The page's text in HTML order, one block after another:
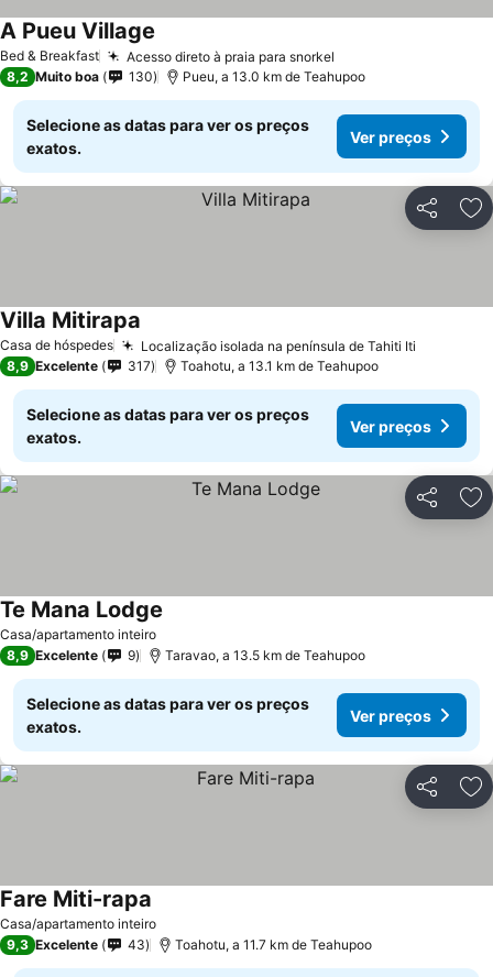
Bed & Breakfast Acesso direto à praia para snorkel
A Pueu Village
8,2 Muito boa 130 Pueu, a 13.0 km de Teahupoo
Selecione as datas para ver os preços
exatos.
Ver preços
Partilhar
Casa de hóspedes Localização isolada na península de Tahiti Iti
Villa Mitirapa
8,9 Excelente 317 Toahotu, a 13.1 km de Teahupoo
Selecione as datas para ver os preços
exatos.
Ver preços
Partilhar
Casa/apartamento inteiro
Te Mana Lodge
8,9 Excelente 9 Taravao, a 13.5 km de Teahupoo
Selecione as datas para ver os preços
exatos.
Ver preços
Partilhar
Casa/apartamento inteiro
Fare Miti-rapa
9,3 Excelente 43 Toahotu, a 11.7 km de Teahupoo